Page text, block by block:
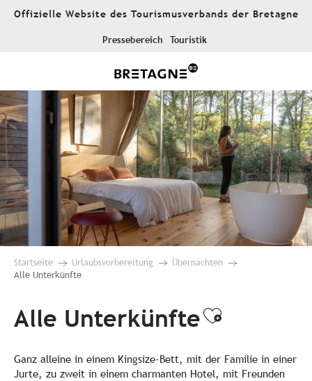
AllerOffizielle Website des Tourismusverbands der Bretagne
Pressebereich Touristik
Startseite Urlaubsvorbereitung
Übernachten
Alle Unterkünfte
Alle UnterkünfteAjouter
Ganz alleine in einem Kingsize-Bett, mit der Familie in einer
Jurte, zu zweit in einem charmanten Hotel, mit Freunden